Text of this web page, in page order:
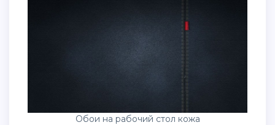
Обои на рабочий стол кожа